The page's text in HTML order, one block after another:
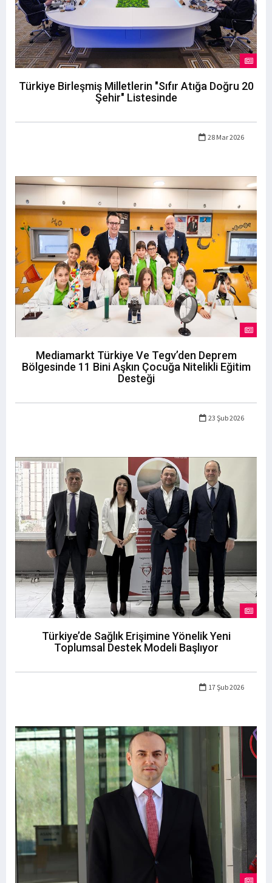
Türkiye Birleşmiş Milletlerin "Sıfır Atığa Doğru 20
Şehir" Listesinde
28 Mar 2026
Mediamarkt Türkiye Ve Tegv’den Deprem
Bölgesinde 11 Bini Aşkın Çocuğa Nitelikli Eğitim
Desteği
23 Şub 2026
Türkiye’de Sağlık Erişimine Yönelik Yeni
Toplumsal Destek Modeli Başlıyor
17 Şub 2026